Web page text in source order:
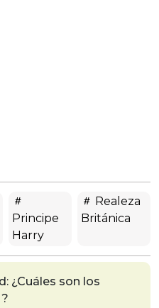
Principe
Harry
Realeza
Británica
¿Cuáles son los